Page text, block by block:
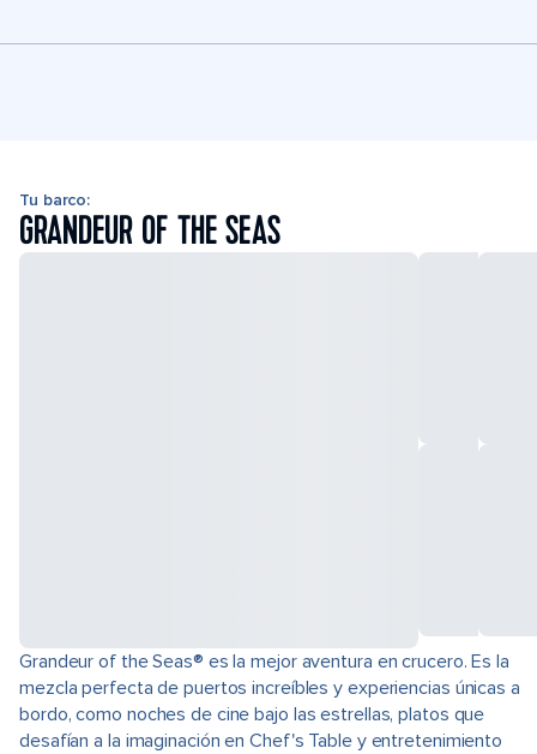
Tu barco:
GRANDEUR OF THE SEAS
Grandeur of the Seas® es la mejor aventura en crucero. Es la
mezcla perfecta de puertos increíbles y experiencias únicas a
bordo, como noches de cine bajo las estrellas, platos que
desafían a la imaginación en Chef's Table y entretenimiento